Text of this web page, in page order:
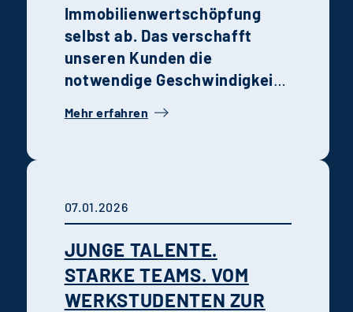
Immobilienwertschöpfung
selbst ab. Das verschafft
unseren Kunden die
notwendige Geschwindigkeit,
der Entwicklung, Steuerung
Mehr erfahren
07.01.2026
JUNGE TALENTE.
STARKE TEAMS. VOM
WERKSTUDENTEN ZUR